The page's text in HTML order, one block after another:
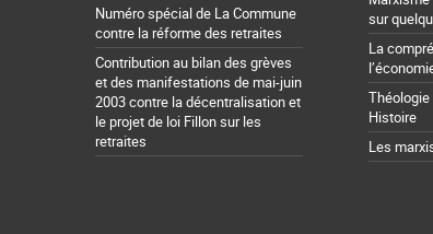
Numéro spécial de La Commune
contre la réforme des retraites
Contribution au bilan des grèves
et des manifestations de mai-juin
2003 contre la décentralisation et
le projet de loi Fillon sur les
retraites
sur
La
Histoire
Les